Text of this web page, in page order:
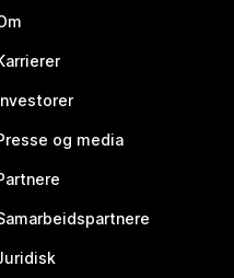
og media